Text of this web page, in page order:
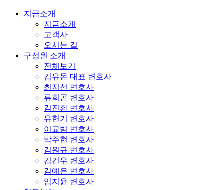
지금소개
지금소개
고객사
오시는 길
구성원 소개
전체보기
김유돈 대표 변호사
최지선 변호사
류희곤 변호사
김진환 변호사
유헌기 변호사
이교범 변호사
박주현 변호사
김원규 변호사
김건우 변호사
김예은 변호사
임지윤 변호사